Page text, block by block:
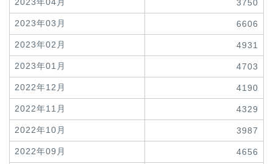
3750
2023年03月 6606
2023年02月 4931
2023年01月 4703
2022年12月 4190
2022年11月 4329
2022年10月 3987
2022年09月 4656